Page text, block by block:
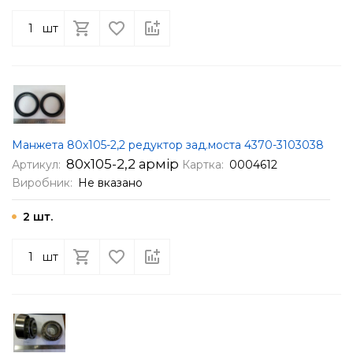
шт
Манжета 80х105-2,2 редуктор зад.моста 4370-3103038
Артикул: 80х105-2,2 армір Картка: 0004612
Виробник: Не вказано
2 шт.
шт